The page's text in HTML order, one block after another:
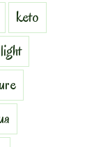
keto
light